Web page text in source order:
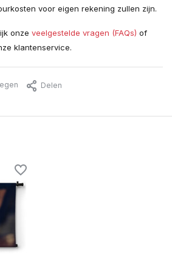
voor eigen rekening zullen zijn.
onze veelgestelde vragen (FAQs) of
klantenservice.
Delen